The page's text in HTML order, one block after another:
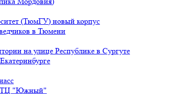
(ТюмГУ) новый корпус
в Тюмени
на улице Республике в Сургуте
у ТЦ "Южный"